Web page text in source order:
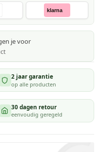
klarna
je voor
2 jaar garantie
op alle producten
30 dagen retour
eenvoudig geregeld